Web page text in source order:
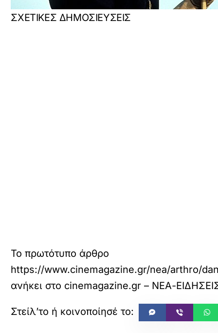
ΣΧΕΤΙΚΕΣ ΔΗΜΟΣΙΕΥΣΕΙΣ
Το πρωτότυπο άρθρο
https://www.cinemagazine.gr/nea/arthro/
ανήκει στο cinemagazine.gr – ΝΕΑ-